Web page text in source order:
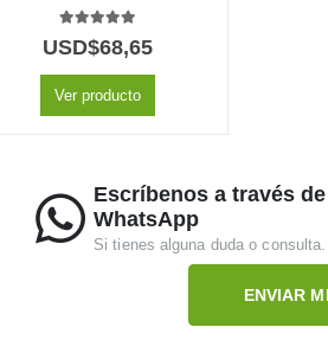
USD$68,65
Ver producto
Escríbenos a través
WhatsApp
Si tienes alguna duda o
ENVIAR